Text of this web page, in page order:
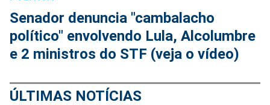
Senador denuncia "cambalacho
político" envolvendo Lula, Alcolumbre
e 2 ministros do STF (veja o vídeo)
ÚLTIMAS NOTÍCIAS